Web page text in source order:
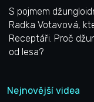
S pojmem
Radka Votavová,
Receptáři. Proč
od lesa?
Nejnovější videa